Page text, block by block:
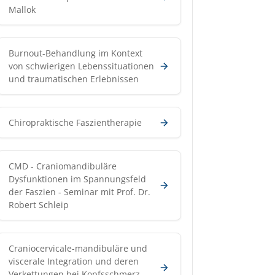
Mallok
Burnout-Behandlung im Kontext
von schwierigen Lebenssituationen
und traumatischen Erlebnissen
Chiropraktische Faszientherapie
CMD - Craniomandibuläre
Dysfunktionen im Spannungsfeld
der Faszien - Seminar mit Prof. Dr.
Robert Schleip
Craniocervicale-mandibuläre und
viscerale Integration und deren